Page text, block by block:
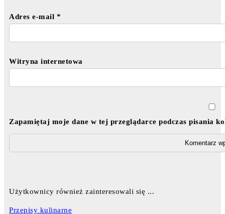
Adres e-mail *
Witryna internetowa
Zapamiętaj moje dane w tej przeglądarce podczas pisania
Użytkownicy również zainteresowali się ...
Przepisy kulinarne